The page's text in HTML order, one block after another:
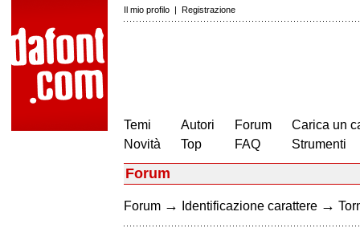
Il mio profilo | Registrazione
Temi
Novità
Autori
Top
Forum
FAQ
Carica un
Strumenti
Forum
Forum → Identificazione carattere →